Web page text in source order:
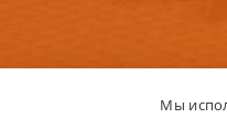
Мы